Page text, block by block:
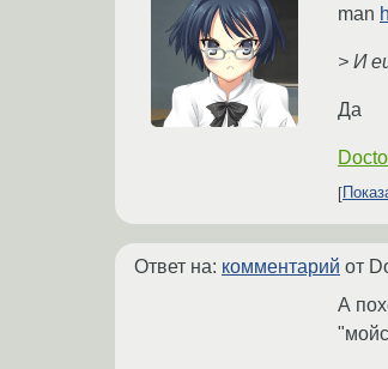
man
> И
Да
Ответ на: комментарий от
А